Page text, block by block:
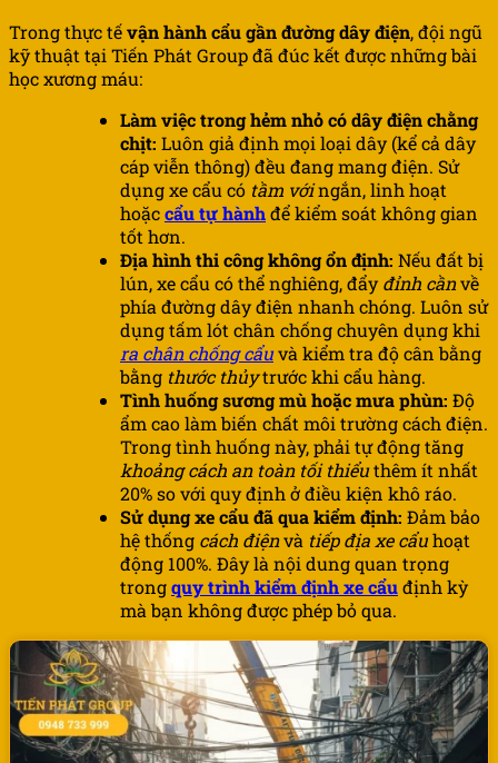
Trong thực tếvận hành cẩu gần đường dây điện, đội ngũ
kỹ thuật tại Tiến Phát Group đã đúc kết được những bài
học xương máu:
Làm việc trong hẻm nhỏ có dây điện chằng
chịt: Luôn giả định mọi loại dây (kể cả dây
cáp viễn thông) đều đang mang điện. Sử
dụng xe cẩu có tầm vớingắn, linh hoạt
hoặccẩu tự hànhđể kiểm soát không gian
tốt hơn.
Địa hình thi công không ổn định: Nếu đất bị
lún, xe cẩu có thể nghiêng, đẩy đỉnh cầnvề
phía đường dây điện nhanh chóng. Luôn sử
dụng tấm lót chân chống chuyên dụng khi
ra chân chống cẩuvà kiểm tra độ cân bằng
bằng thước thủytrước khi cẩu hàng.
Tình huống sương mù hoặc mưa phùn: Độ
ẩm cao làm biến chất môi trường cách điện.
Trong tình huống này, phải tự động tăng
khoảng cách an toàn tối thiểuthêm ít nhất
20% so với quy định ở điều kiện khô ráo.
Sử dụng xe cẩu đã qua kiểm định: Đảm bảo
hệ thống cách điệnvà tiếp địa xe cẩuhoạt
động 100%. Đây là nội dung quan trọng
trongquy trình kiểm định xe cẩuđịnh kỳ
mà bạn không được phép bỏ qua.